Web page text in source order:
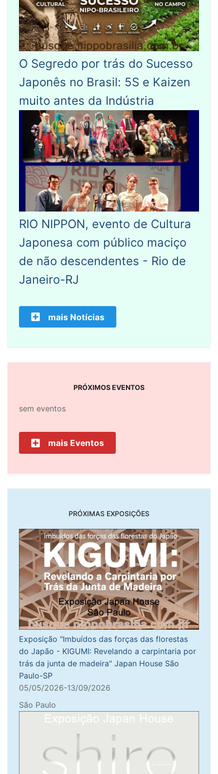
O Segredo por trás do Sucesso
Japonês no Brasil: 5S e Kaizen
muito antes da Indústria
RIO NIPPON, evento de Cultura
Japonesa com público maciço
de não descendentes - Rio de
Janeiro-RJ
mais Notícias
PRÓXIMOS EVENTOS
sem eventos
mais Eventos
PRÓXIMAS EXPOSIÇÕES
Exposição "Imbuídos das forças das florestas
do Japão - KIGUMI: Revelando a carpintaria por
trás da junta de madeira" Japan House São
Paulo-SP
05/05/2026-13/09/2026
São Paulo